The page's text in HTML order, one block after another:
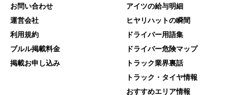
お問い合わせ
運営会社
利用規約
ブルル掲載料金
掲載お申し込み
アイツの給与明細
ヒヤリハットの瞬間
ドライバー用語集
ドライバー危険マップ
トラック業界裏話
トラック・タイヤ情報
おすすめエリア情報